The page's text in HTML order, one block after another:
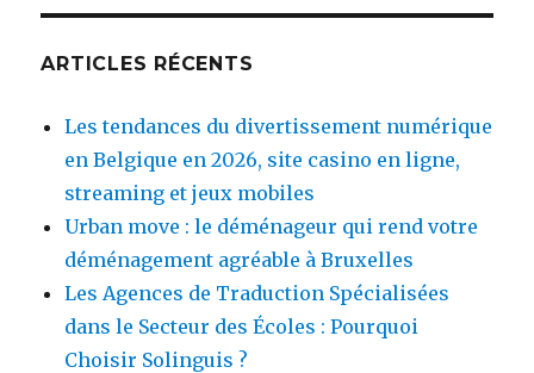
ARTICLES RÉCENTS
Les tendances du divertissement numérique
en Belgique en 2026, site casino en ligne,
streaming et jeux mobiles
Urban move : le déménageur qui rend votre
déménagement agréable à Bruxelles
Les Agences de Traduction Spécialisées
dans le Secteur des Écoles : Pourquoi
Choisir Solinguis ?